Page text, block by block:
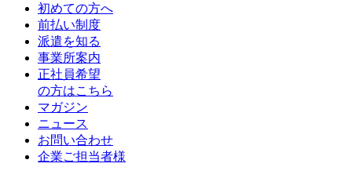
初めての方へ
前払い制度
派遣を知る
事業所案内
正社員希望
の方はこちら
マガジン
ニュース
お問い合わせ
企業ご担当者様